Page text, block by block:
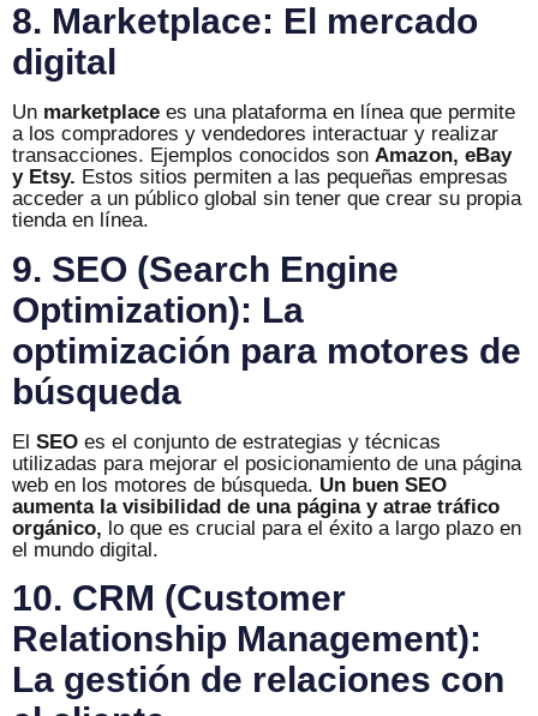
8. Marketplace: El mercado
digital
Un marketplace es una plataforma en línea que permite
a los compradores y vendedores interactuar y realizar
transacciones. Ejemplos conocidos son Amazon, eBay
y Etsy. Estos sitios permiten a las pequeñas empresas
acceder a un público global sin tener que crear su propia
tienda en línea.
9. SEO (Search Engine
Optimization): La
optimización para motores de
búsqueda
El SEO es el conjunto de estrategias y técnicas
utilizadas para mejorar el posicionamiento de una página
web en los motores de búsqueda. Un buen SEO
aumenta la visibilidad de una página y atrae tráfico
orgánico, lo que es crucial para el éxito a largo plazo en
el mundo digital.
10. CRM (Customer
Relationship Management):
La gestión de relaciones con